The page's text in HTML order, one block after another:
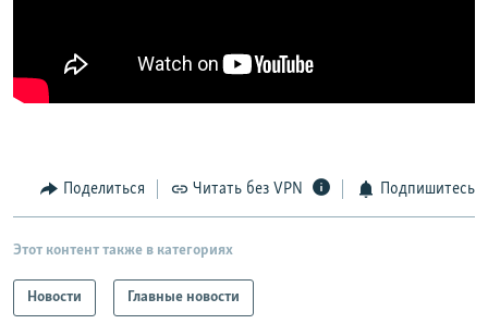
Поделиться Читать без VPN Подпишитесь
Этот контент также в категориях
Новости Главные новости